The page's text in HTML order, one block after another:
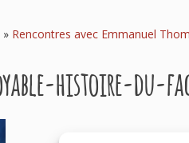
» Rencontres avec Emmanuel
histoire-du-